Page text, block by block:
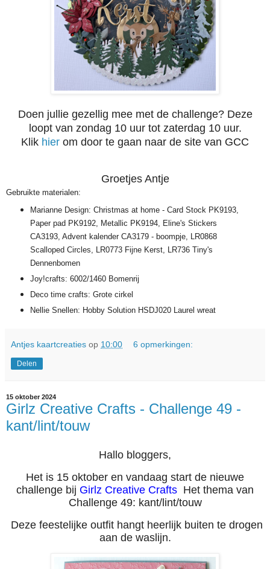
Doen jullie gezellig mee met de challenge? Deze
loopt van zondag 10 uur tot zaterdag 10 uur.
Klik hier om door te gaan naar de site van GCC
Groetjes Antje
Gebruikte materialen:
Marianne Design: Christmas at home - Card Stock PK9193,
Paper pad PK9192, Metallic PK9194, Eline's Stickers
CA3193, Advent kalender CA3179 - boompje, LR0868
Scalloped Circles, LR0773 Fijne Kerst, LR736 Tiny's
Dennenbomen
Joy!crafts: 6002/1460 Bomenrij
Deco time crafts: Grote cirkel
Nellie Snellen: Hobby Solution HSDJ020 Laurel wreat
Antjes kaartcreaties op 10:00 6 opmerkingen:
Delen
15 oktober 2024
Girlz Creative Crafts - Challenge 49 -
kant/lint/touw
Hallo bloggers,
Het is 15 oktober en vandaag start de nieuwe
challenge bij Girlz Creative Crafts Het thema van
Challenge 49: kant/lint/touw
Deze feestelijke outfit hangt heerlijk buiten te drogen
aan de waslijn.